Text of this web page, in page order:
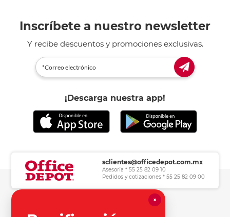
Inscríbete a nuestro newsletter
Y recibe descuentos y promociones exclusivas.
¡Descarga nuestra app!
sclientes@officedepot.com.mx
Asesoría * 55 25 82 09 10
Pedidos y cotizaciones * 55 25 82 09 00
Herramientas de consulta
×